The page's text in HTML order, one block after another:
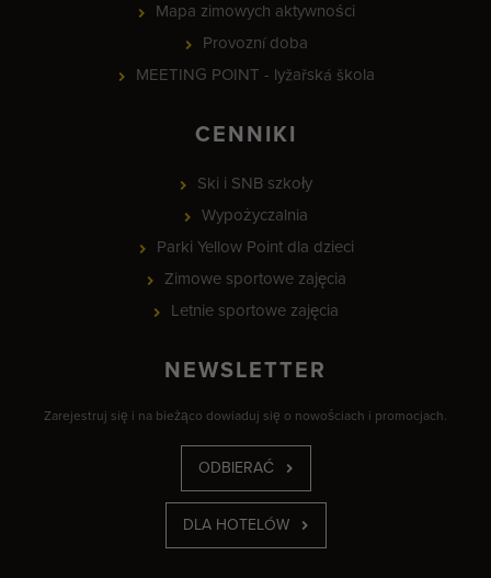
Mapa zimowych aktywności
Provozní doba
MEETING POINT - lyžařská škola
CENNIKI
Ski i SNB szkoły
Wypożyczalnia
Parki Yellow Point dla dzieci
Zimowe sportowe zajęcia
Letnie sportowe zajęcia
NEWSLETTER
Zarejestruj się i na bieżąco dowiaduj się o nowościach i promocjach.
ODBIERAĆ
DLA HOTELÓW